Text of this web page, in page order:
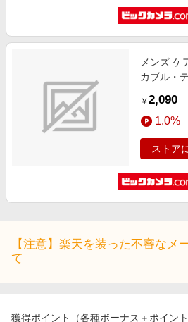
メンズ ケ
カブル・
513612
￥ 2,090
1.0%
ストア
【注意】楽天を装った不審なメ
て
獲得ポイント（各種ボーナス＋ポイン